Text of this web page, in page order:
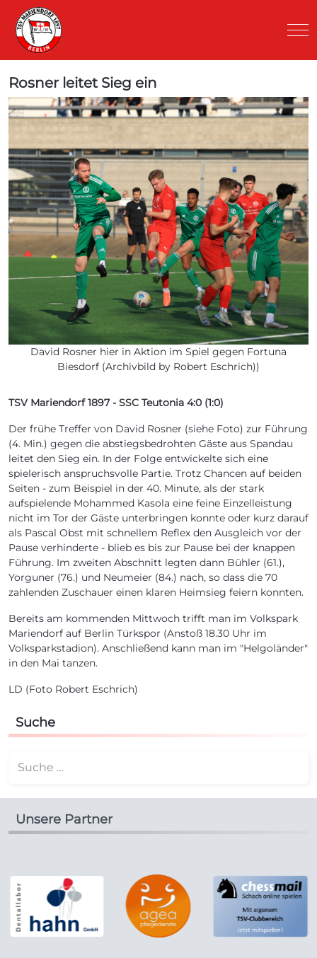
Rosner leitet Sieg ein
David Rosner hier in Aktion im Spiel gegen Fortuna
Biesdorf (Archivbild by Robert Eschrich))
TSV Mariendorf 1897 - SSC Teutonia 4:0 (1:0)
Der frühe Treffer von David Rosner (siehe Foto) zur Führung
(4. Min.) gegen die abstiegsbedrohten Gäste aus Spandau
leitet den Sieg ein. In der Folge entwickelte sich eine
spielerisch anspruchsvolle Partie. Trotz Chancen auf beiden
Seiten - zum Beispiel in der 40. Minute, als der stark
aufspielende Mohammed Kasola eine feine Einzelleistung
nicht im Tor der Gäste unterbringen konnte oder kurz darauf
als Pascal Obst mit schnellem Reflex den Ausgleich vor der
Pause verhinderte - blieb es bis zur Pause bei der knappen
Führung. Im zweiten Abschnitt legten dann Bühler (61.),
Yorguner (76.) und Neumeier (84.) nach, so dass die 70
zahlenden Zuschauer einen klaren Heimsieg feiern konnten.
Bereits am kommenden Mittwoch trifft man im Volkspark
Mariendorf auf Berlin Türkspor (Anstoß 18.30 Uhr im
Volksparkstadion). Anschließend kann man im "Helgoländer"
in den Mai tanzen.
LD (Foto Robert Eschrich)
Suche
Unsere Partner